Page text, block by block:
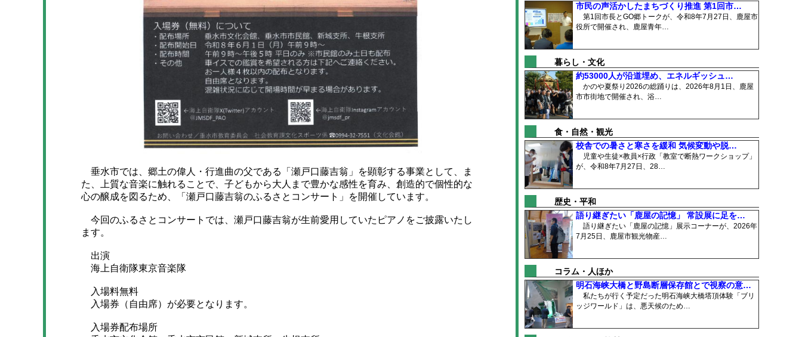
垂水市では、郷土の偉人・行進曲の父である「瀬戸口藤吉翁」を顕彰する事業として、ま
た、上質な音楽に触れることで、子どもから大人まで豊かな感性を育み、創造的で個性的な
心の醸成を図るため、「瀬戸口藤吉翁のふるさとコンサート」を開催しています。
今回のふるさとコンサートでは、瀬戸口藤吉翁が生前愛用していたピアノをご披露いたし
ます。
出演
海上自衛隊東京音楽隊
入場料​​無料
入場券（自由席）が必要となります。
入場券配布場所
市民の声活かしたまちづくり推進 第1回市…
第1回市長とGO郷トークが、令和8年7月27日、鹿屋市
役所で開催され、鹿屋青年…
暮らし・文化
約53000人が沿道埋め、エネルギッシュ…
かのや夏祭り2026の総踊りは、2026年8月1日、鹿屋
市市街地で開催され、浴…
食・自然・観光
校舎での暑さと寒さを緩和 気候変動や脱…
児童や生徒×教員×行政「教室で断熱ワークショップ」
が、令和8年7月27日、28…
歴史・平和
語り継ぎたい「鹿屋の記憶」 常設展に足を…
語り継ぎたい「鹿屋の記憶」展示コーナーが、2026年
7月25日、鹿屋市観光物産…
コラム・人ほか
明石海峡大橋と野島断層保存館とで視察の意…
私たちが行く予定だった明石海峡大橋塔頂体験「ブリ
ッジワールド」は、悪天候のため…